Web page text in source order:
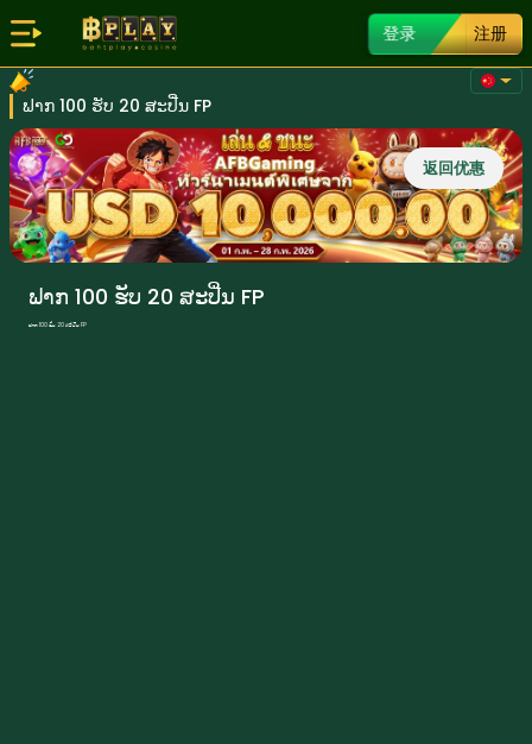
登录 注册
ຟາກ 100 ຮັບ 20 ສະປີ່ນ FP
返回优惠
ຟາກ 100 ຮັບ 20 ສະປີ່ນ FP
ຟາກ 100 ຮັບ 20 ສະປີ່ນ FP